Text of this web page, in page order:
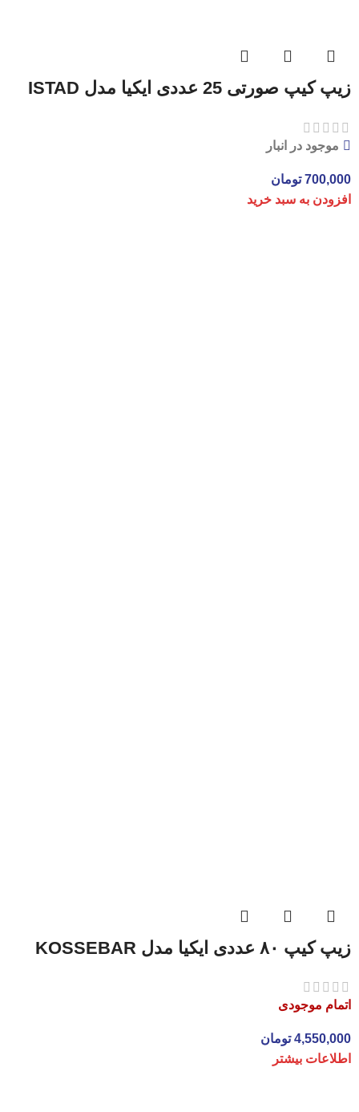
زیپ کیپ صورتی 25 عددی ایکیا مدل ISTAD
موجود در انبار
700,000 تومان
افزودن به سبد خرید
زیپ کیپ ۸۰ عددی ایکیا مدل KOSSEBAR
اتمام موجودی
4,550,000 تومان
اطلاعات بیشتر